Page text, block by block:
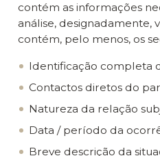
contém as informações
análise, designadamente,
contém, pelo menos, os
Identificação completa
Contactos diretos do
Natureza da relação
Data / período da
Breve descrição da